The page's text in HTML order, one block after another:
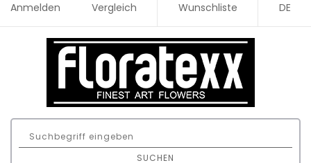
Anmelden Vergleich Wunschliste DE
SUCHEN